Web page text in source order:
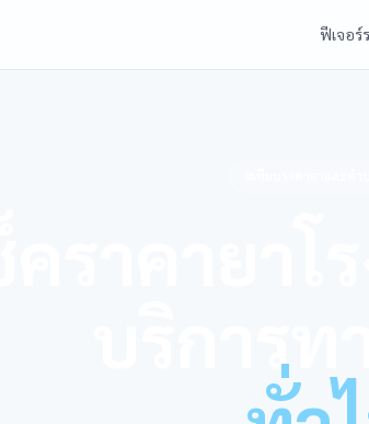
ฟีเจอร์
บริการ